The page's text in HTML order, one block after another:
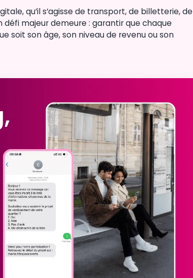
qu’il s’agisse de transport, de billetterie, de
majeur demeure : garantir que chaque
soit son âge, son niveau de revenu ou son